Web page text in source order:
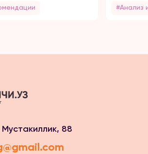
#Анализ
Мустакиллик, 88